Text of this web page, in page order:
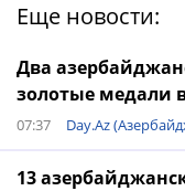
Еще новости:
Два
золотые медали
07:37 Day.Az
13